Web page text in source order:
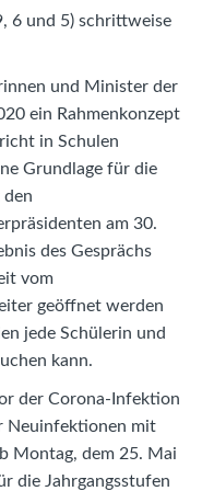
6 und 5) schrittweise
und Minister der
ein Rahmenkonzept
in Schulen
Grundlage für die
den
am 30.
des Gesprächs
vom
geöffnet werden
jede Schülerin und
kann.
der Corona-Infektion
Neuinfektionen mit
Montag, dem 25. Mai
die Jahrgangsstufen